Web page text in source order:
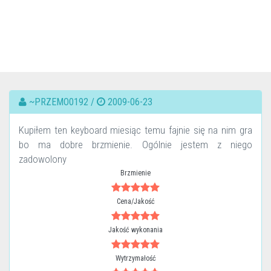
~PRZEMO0192 / 2009-06-23
Kupiłem ten keyboard miesiąc temu fajnie się na nim gra
bo ma dobre brzmienie. Ogólnie jestem z niego
zadowolony
Brzmienie
Cena/Jakość
Jakość wykonania
Wytrzymałość